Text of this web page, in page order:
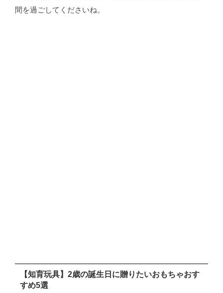
間を過ごしてくださいね。
【知育玩具】2歳の誕生日に贈りたいおもちゃおす
すめ5選